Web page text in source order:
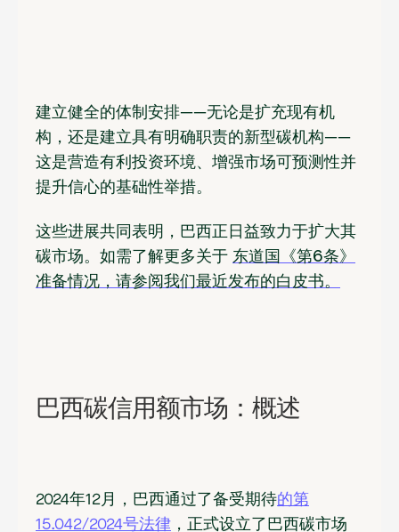
建立健全的体制安排——无论是扩充现有机
构，还是建立具有明确职责的新型碳机构——
这是营造有利投资环境、增强市场可预测性并
提升信心的基础性举措。
这些进展共同表明，巴西正日益致力于扩大其
碳市场。如需了解更多关于 东道国《第6条》
准备情况，请参阅我们最近发布的白皮书。
巴西碳信用额市场：概述
2024年12月，巴西通过了备受期待的第
15.042/2024号法律 ，正式设立了巴西碳市场